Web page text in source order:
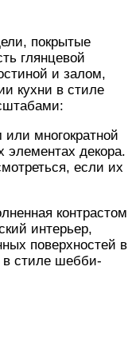
покрытые
глянцевой
и залом,
кухни в стиле
многократной
элементах декора.
если их
контрастом
интерьер,
поверхностей в
в стиле шебби-